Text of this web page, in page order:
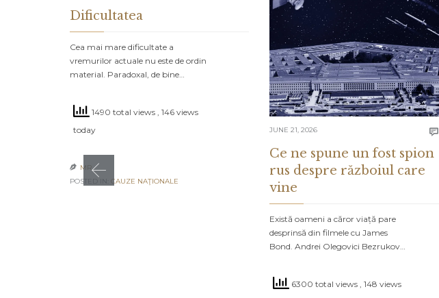
Dificultatea
Cea mai mare dificultate a
vremurilor actuale nu este de ordin
material. Paradoxal, de bine…
1490 total views , 146 views
today
 MR
POSTED IN: CAUZE NAŢIONALE
JUNE 21, 2026 
Ce ne spune un fost spion
rus despre războiul care
vine
Există oameni a căror viață pare
desprinsă din filmele cu James
Bond. Andrei Olegovici Bezrukov…
6300 total views , 148 views